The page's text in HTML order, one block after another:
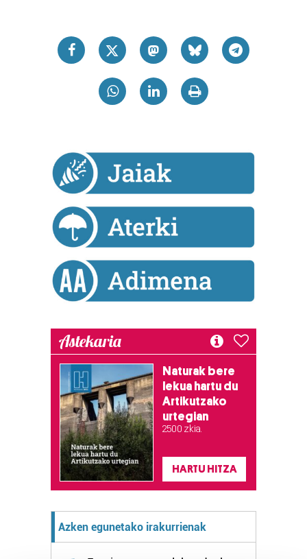
Astekaria
Naturak bere
lekua hartu du
Artikutzako
urtegian
2.500 zkia.
HARTU HITZA
Azken egunetako irakurrienak